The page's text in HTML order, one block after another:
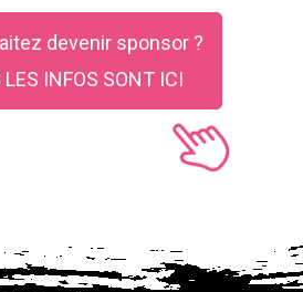
devenir sponsor ?
LES INFOS SONT ICI